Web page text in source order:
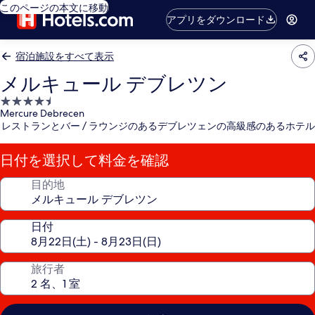
このページの本文に移動
アプリをダウンロード
宿泊施設をすべて表示
メルキュール デブレツン
4.5
つ
星
宿
泊
施
Mercure Debrecen
レストランとバー / ラウンジのあるデブレツェンの高級感のあるホテル
日付を選択して料金を確認
目的地
日付
旅行者